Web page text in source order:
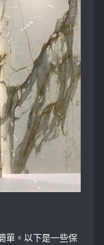
單。以下是一些保